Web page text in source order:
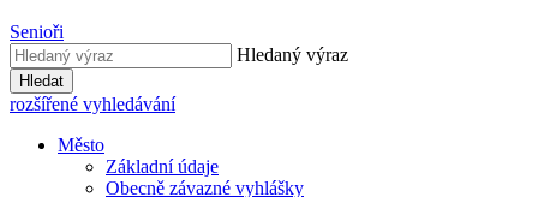
Senioři
Hledaný výraz
Hledat
rozšířené vyhledávání
Město
Základní údaje
Obecně závazné vyhlášky